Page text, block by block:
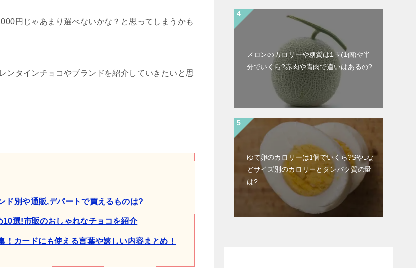
円じゃあまり選べないかな？と思ってしまうかも
ンタインチョコやブランドを紹介していきたいと思
ド別や通販,デパートで買えるものは?
選!市販のおしゃれなチョコを紹介
！カードにも使える言葉や嬉しい内容まとめ！
メロンのカロリーや糖質は1玉(1個)や半
分でいくら?赤肉や青肉で違いはあるの?
ゆで卵のカロリーは1個でいくら?SやLな
どサイズ別のカロリーとタンパク質の量
は?